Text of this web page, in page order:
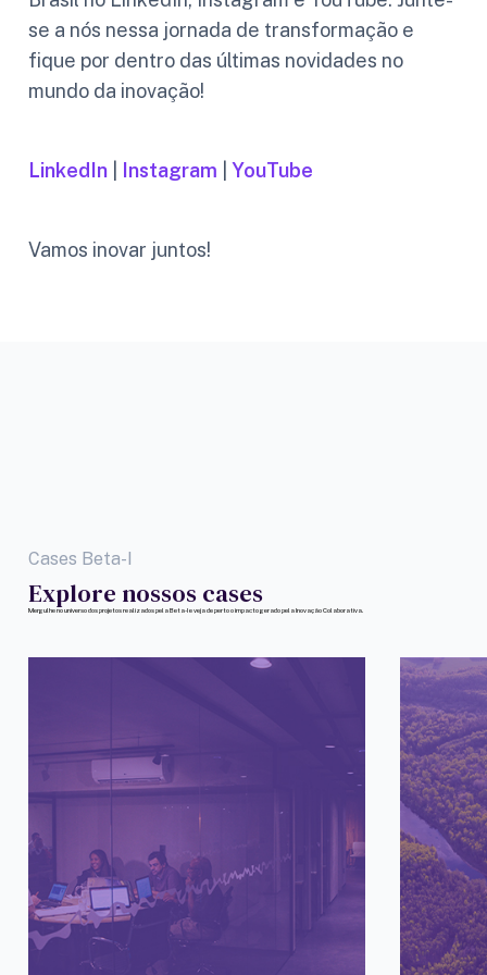
se a nós nessa jornada de transformação e
fique por dentro das últimas novidades no
mundo da inovação!
LinkedIn Instagram YouTube
Vamos inovar juntos!
Cases Beta-I
Explore nossos cases
Mergulhe no universo dos projetos realizados pela Beta-I e veja de perto o impacto gerado pela Inovação Colaborativa.